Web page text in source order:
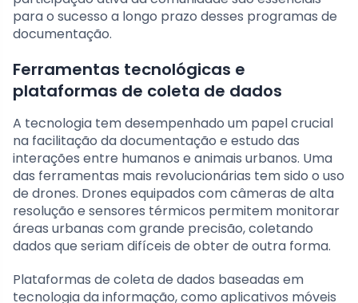
para o sucesso a longo prazo desses programas de
documentação.
Ferramentas tecnológicas e
plataformas de coleta de dados
A tecnologia tem desempenhado um papel crucial
na facilitação da documentação e estudo das
interações entre humanos e animais urbanos. Uma
das ferramentas mais revolucionárias tem sido o uso
de drones. Drones equipados com câmeras de alta
resolução e sensores térmicos permitem monitorar
áreas urbanas com grande precisão, coletando
dados que seriam difíceis de obter de outra forma.
Plataformas de coleta de dados baseadas em
tecnologia da informação, como aplicativos móveis